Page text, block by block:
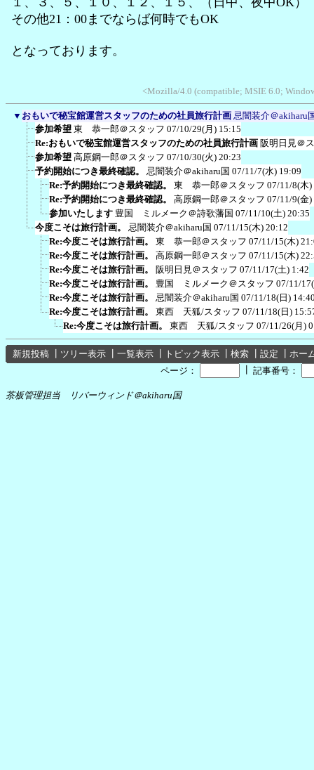
その他21：00までならば何時でもOK
となっております。
<Mozilla/4.0 (compatible; MSIE 6.0;
▼ おもいで秘宝館運営スタッフのための社員旅行計画 忌闇装介＠akiharu
参加希望 東 恭一郎＠スタッフ 07/10/29(月) 15:15
Re:おもいで秘宝館運営スタッフのための社員旅行計画 阪明日見＠
参加希望 高原鋼一郎＠スタッフ 07/10/30(火) 20:23
予約開始につき最終確認。
忌闇装介＠akiharu国 07/11/7(水) 19:09
Re:予約開始につき最終確認。
東 恭一郎＠スタッフ 07/11/8(木)
Re:予約開始につき最終確認。
高原鋼一郎＠スタッフ 07/11/9(金)
参加いたします 豊国 ミルメーク＠詩歌藩国 07/11/10(土) 20:35
今度こそは旅行計画。
忌闇装介＠akiharu国 07/11/15(木) 20:12
Re:今度こそは旅行計画。
東 恭一郎＠スタッフ 07/11/15(木)
Re:今度こそは旅行計画。
高原鋼一郎＠スタッフ 07/11/15(木)
Re:今度こそは旅行計画。
阪明日見＠スタッフ 07/11/17(土) 1:42
Re:今度こそは旅行計画。
豊国 ミルメーク＠スタッフ 07/11/
Re:今度こそは旅行計画。
忌闇装介＠akiharu国 07/11/18(日)
Re:今度こそは旅行計画。
東西 天狐/スタッフ 07/11/18(日)
Re:今度こそは旅行計画。
東西 天狐/スタッフ 07/11/26(月)
新規投稿 ツリー表示 一覧表示 トピック表示 検索 設定
ホー
ページ：
記事番号：
茶板管理担当 リバーウィンド＠akiharu国